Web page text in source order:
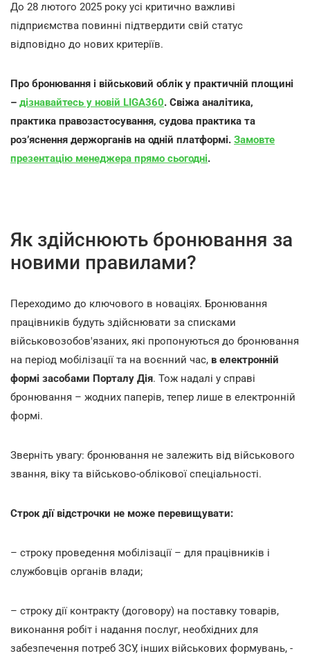
До 28 лютого 2025 року усі критично важливі
підприємства повинні підтвердити свій статус
відповідно до нових критеріїв.
Про бронювання і військовий облік у практичній площині
– дізнавайтесь у новій LIGA360. Свіжа аналітика,
практика правозастосування, судова практика та
розʼяснення держорганів на одній платформі. Замовте
презентацію менеджера прямо сьогодні.
Як здійснюють бронювання за
новими правилами?
Переходимо до ключового в новаціях. Бронювання
працівників будуть здійснювати за списками
військовозобов'язаних, які пропонуються до бронювання
на період мобілізації та на воєнний час, в електронній
формі засобами Порталу Дія. Тож надалі у справі
бронювання – жодних паперів, тепер лише в електронній
формі.
Зверніть увагу: бронювання не залежить від військового
звання, віку та військово-облікової спеціальності.
Строк дії відстрочки не може перевищувати:
– строку проведення мобілізації – для працівників і
службовців органів влади;
– строку дії контракту (договору) на поставку товарів,
виконання робіт і надання послуг, необхідних для
забезпечення потреб ЗСУ, інших військових формувань, -